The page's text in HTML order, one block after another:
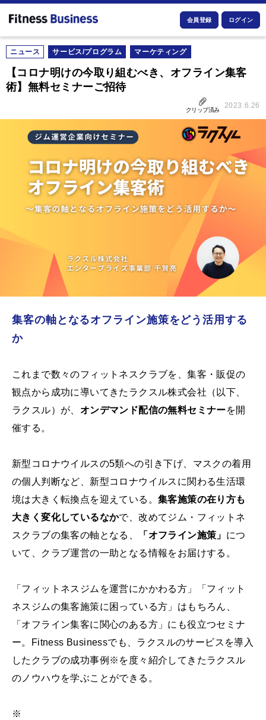
会員登録 ログイン
ニュース サービス/プログラム マーケティング
【コロナ明けの今取り組むべき、オフライン集客
術】無料セミナーご招待
クリップ済み
2023.6.26
集客の軸となるオフライン施策をどう活用する
か
これまで数々のフィットネスクラブを、集客・販促の
観点から成功に導いてきたラクスル株式会社（以下、
ラクスル）が、 オンデマンド配信の無料セミナーを開
催する。
新型コロナウイルスの5類への引き下げ、マスクの着用
の個人判断など、新型コロナウイルスに関わる生活環
境は大きく転換点を迎えている。 集客施策の在り方も
大きく変化しているなかで、改めてジム・フィットネ
スクラブの集客の軸となる、
「オフライン施策」 につ
いて、クラブ運営の一助となる情報をお届けする。
「フィットネスジムを運営にかかわる方」「フィット
ネスジムの集客施策に困っている方」はもちろん、
「オフライン集客に関心のある方」にも役立つセミナ
ー。Fitness Businessでも、ラクスルのサービスを導入
したクラブの成功事例※を度々紹介してきたラクスル
のノウハウを学ぶことができる。
※